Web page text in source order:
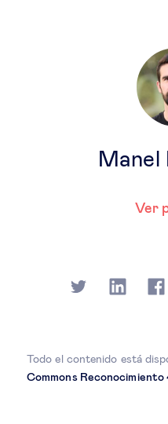
Manel
Ver
Todo el contenido está
Commons Reconocimiento